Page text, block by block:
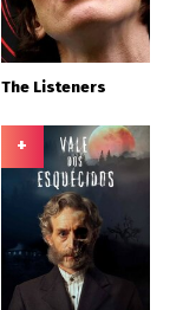
The Listeners
+